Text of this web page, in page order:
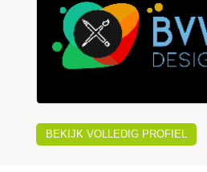
BEKIJK VOLLEDIG PROFIEL